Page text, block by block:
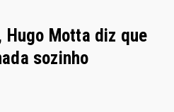
Motta diz que
sozinho